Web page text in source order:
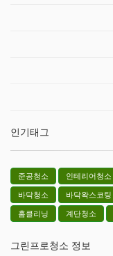
인기태그
준공청소 인테리어청소
바닥청소
바닥왁스코팅
홈클리닝
계단청소
그린프로청소 정보